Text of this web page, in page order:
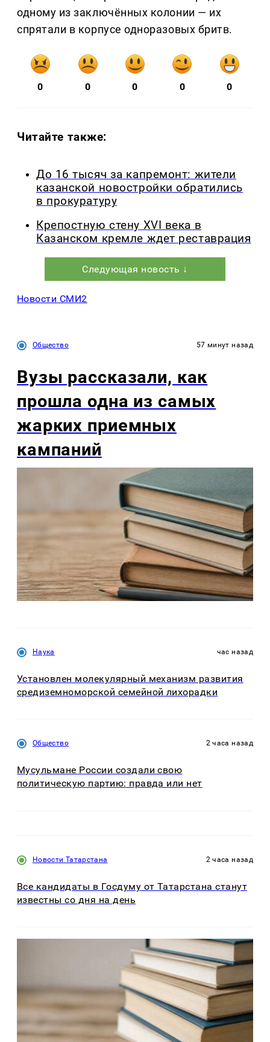
одному из заключённых колонии — их
спрятали в корпусе одноразовых бритв.
0 0 0 0 0
Читайте также:
До 16 тысяч за капремонт: жители
казанской новостройки обратились
в прокуратуру
Крепостную стену XVI века в
Казанском кремле ждет реставрация
Следующая новость ↓
Новости СМИ2
Общество 57 минут назад
Вузы рассказали, как
прошла одна из самых
жарких приемных
кампаний
Наука час назад
Установлен молекулярный механизм развития
средиземноморской семейной лихорадки
Общество 2 часа назад
Мусульмане России создали свою
политическую партию: правда или нет
Новости Татарстана 2 часа назад
Все кандидаты в Госдуму от Татарстана станут
известны со дня на день